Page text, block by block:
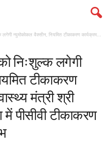
न्युमोकोकल वैक्सीन, नियमित टीकाकरण कार्यक्रम...
निःशुल्क लगेगी
टीकाकरण
मंत्री श्री
पीसीवी टीकाकरण